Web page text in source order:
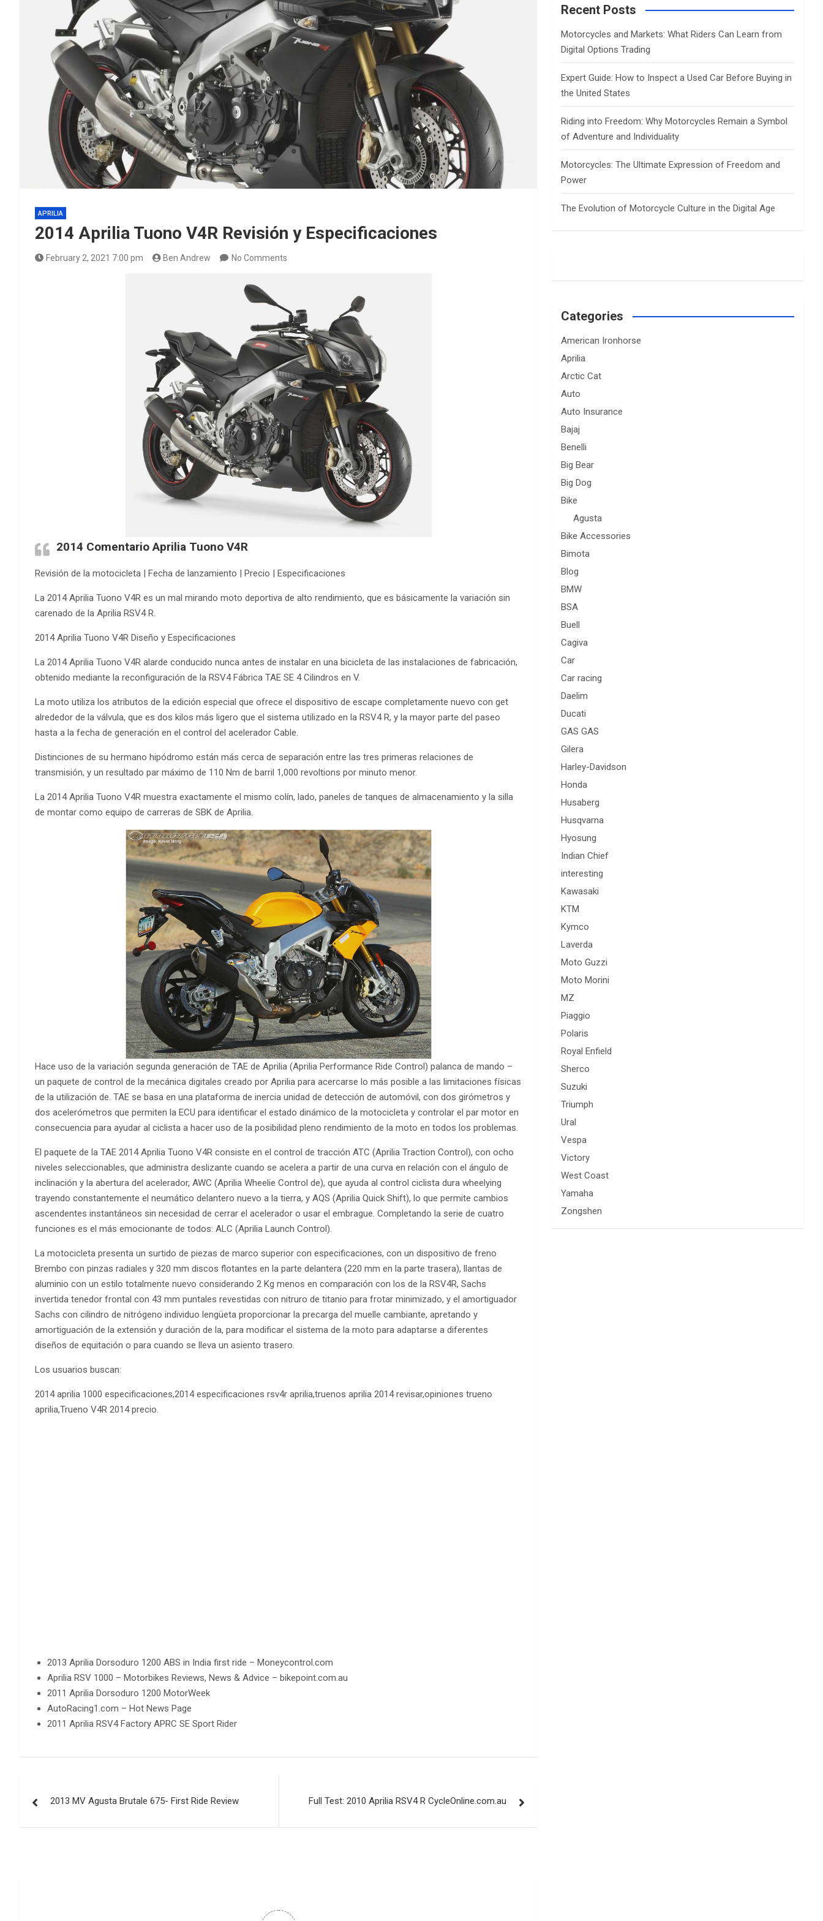
APRILIA
2014 Aprilia Tuono V4R Revisión y Especificaciones
February 2, 2021 7:00 pm Ben Andrew No Comments
2014 Comentario Aprilia Tuono V4R
Revisión de la motocicleta | Fecha de lanzamiento | Precio | Especificaciones
La 2014 Aprilia Tuono V4R es un mal mirando moto deportiva de alto rendimiento, que es básicamente la variación sin
carenado de la Aprilia RSV4 R.
2014 Aprilia Tuono V4R Diseño y Especificaciones
La 2014 Aprilia Tuono V4R alarde conducido nunca antes de instalar en una bicicleta de las instalaciones de fabricación,
obtenido mediante la reconfiguración de la RSV4 Fábrica TAE SE 4 Cilindros en V.
La moto utiliza los atributos de la edición especial que ofrece el dispositivo de escape completamente nuevo con get
alrededor de la válvula, que es dos kilos más ligero que el sistema utilizado en la RSV4 R, y la mayor parte del paseo
hasta a la fecha de generación en el control del acelerador Cable.
Distinciones de su hermano hipódromo están más cerca de separación entre las tres primeras relaciones de
transmisión, y un resultado par máximo de 110 Nm de barril 1,000 revoltions por minuto menor.
La 2014 Aprilia Tuono V4R muestra exactamente el mismo colín, lado, paneles de tanques de almacenamiento y la silla
de montar como equipo de carreras de SBK de Aprilia.
Hace uso de la variación segunda generación de TAE de Aprilia (Aprilia Performance Ride Control) palanca de mando –
un paquete de control de la mecánica digitales creado por Aprilia para acercarse lo más posible a las limitaciones físicas
de la utilización de. TAE se basa en una plataforma de inercia unidad de detección de automóvil, con dos girómetros y
dos acelerómetros que permiten la ECU para identificar el estado dinámico de la motocicleta y controlar el par motor en
consecuencia para ayudar al ciclista a hacer uso de la posibilidad pleno rendimiento de la moto en todos los problemas.
El paquete de la TAE 2014 Aprilia Tuono V4R consiste en el control de tracción ATC (Aprilia Traction Control), con ocho
niveles seleccionables, que administra deslizante cuando se acelera a partir de una curva en relación con el ángulo de
inclinación y la abertura del acelerador, AWC (Aprilia Wheelie Control de), que ayuda al control ciclista dura wheelying
trayendo constantemente el neumático delantero nuevo a la tierra, y AQS (Aprilia Quick Shift), lo que permite cambios
ascendentes instantáneos sin necesidad de cerrar el acelerador o usar el embrague. Completando la serie de cuatro
funciones es el más emocionante de todos: ALC (Aprilia Launch Control).
La motocicleta presenta un surtido de piezas de marco superior con especificaciones, con un dispositivo de freno
Brembo con pinzas radiales y 320 mm discos flotantes en la parte delantera (220 mm en la parte trasera), llantas de
aluminio con un estilo totalmente nuevo considerando 2 Kg menos en comparación con los de la RSV4R, Sachs
invertida tenedor frontal con 43 mm puntales revestidas con nitruro de titanio para frotar minimizado, y el amortiguador
Sachs con cilindro de nitrógeno individuo lengüeta proporcionar la precarga del muelle cambiante, apretando y
amortiguación de la extensión y duración de la, para modificar el sistema de la moto para adaptarse a diferentes
diseños de equitación o para cuando se lleva un asiento trasero.
Los usuarios buscan:
2014 aprilia 1000 especificaciones,2014 especificaciones rsv4r aprilia,truenos aprilia 2014 revisar,opiniones trueno
aprilia,Trueno V4R 2014 precio.
2013 Aprilia Dorsoduro 1200 ABS in India first ride – Moneycontrol.com
Aprilia RSV 1000 – Motorbikes Reviews, News & Advice – bikepoint.com.au
2011 Aprilia Dorsoduro 1200 MotorWeek
AutoRacing1.com – Hot News Page
2011 Aprilia RSV4 Factory APRC SE Sport Rider
navigation
2013 MV Agusta Brutale 675- First Ride Review Full Test: 2010 Aprilia RSV4 R CycleOnline.com.au
c
Recent Posts
Motorcycles and Markets: What Riders Can Learn from
Digital Options Trading
Expert Guide: How to Inspect a Used Car Before Buying in
the United States
Riding into Freedom: Why Motorcycles Remain a Symbol
of Adventure and Individuality
Motorcycles: The Ultimate Expression of Freedom and
Power
The Evolution of Motorcycle Culture in the Digital Age
Categories
American Ironhorse
Aprilia
Arctic Cat
Auto
Auto Insurance
Bajaj
Benelli
Big Bear
Big Dog
Bike
Agusta
Bike Accessories
Bimota
Blog
BMW
BSA
Buell
Cagiva
Car
Car racing
Daelim
Ducati
GAS GAS
Gilera
Harley-Davidson
Honda
Husaberg
Husqvarna
Hyosung
Indian Chief
interesting
Kawasaki
KTM
Kymco
Laverda
Moto Guzzi
Moto Morini
MZ
Piaggio
Polaris
Royal Enfield
Sherco
Suzuki
Triumph
Ural
Vespa
Victory
West Coast
Yamaha
Zongshen